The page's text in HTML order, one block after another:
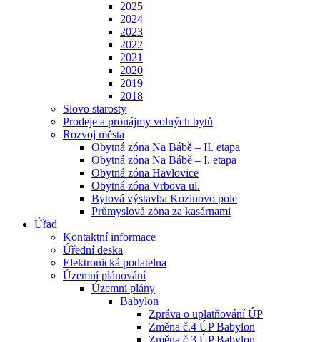
2025
2024
2023
2022
2021
2020
2019
2018
Slovo starosty
Prodeje a pronájmy volných bytů
Rozvoj města
Obytná zóna Na Bábě – II. etapa
Obytná zóna Na Bábě – I. etapa
Obytná zóna Havlovice
Obytná zóna Vrbova ul.
Bytová výstavba Kozinovo pole
Průmyslová zóna za kasárnami
Úřad
Kontaktní informace
Úřední deska
Elektronická podatelna
Územní plánování
Územní plány
Babylon
Zpráva o uplatňování ÚP
Změna č.4 ÚP Babylon
Změna č.3 ÚP Babylon